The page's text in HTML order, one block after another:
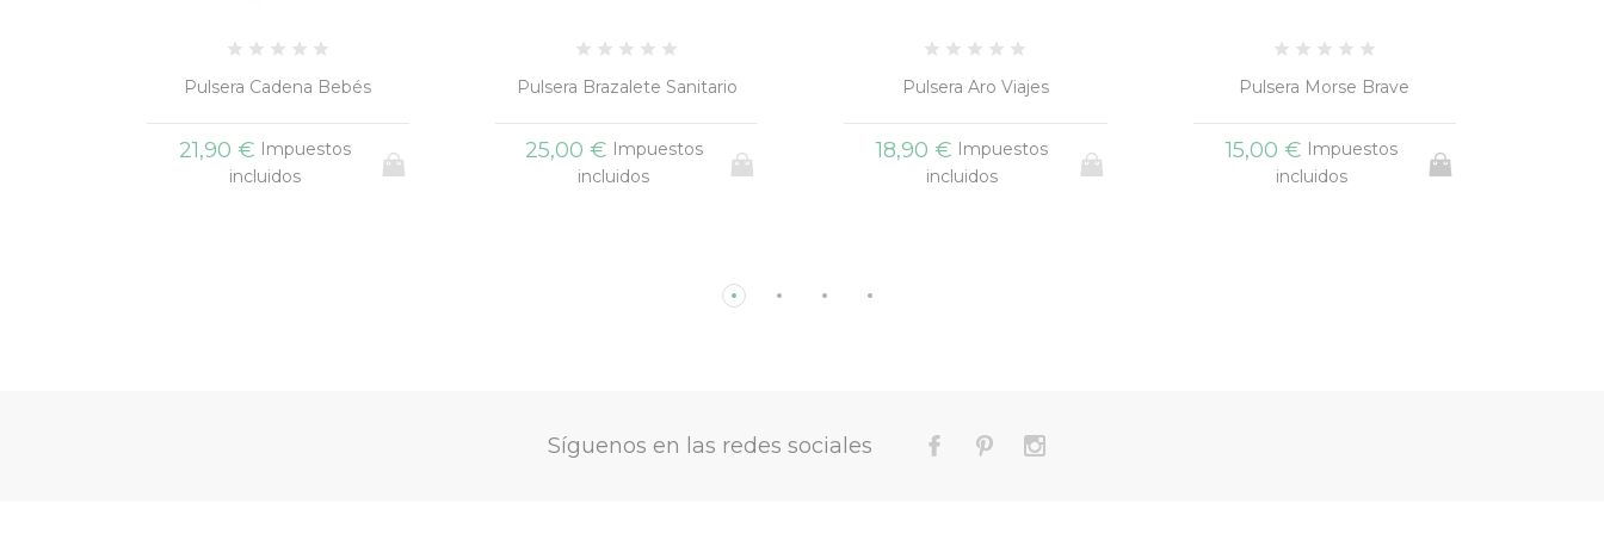
Pulsera Cadena Bebés
21,90 € Impuestos
incluidos
Pulsera Brazalete Sanitario
25,00 € Impuestos
incluidos
Pulsera Aro Viajes
18,90 € Impuestos
incluidos
Pulsera Morse Brave
15,00 € Impuestos
incluidos
Síguenos en las redes sociales